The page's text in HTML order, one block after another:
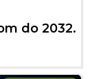
do 2032.